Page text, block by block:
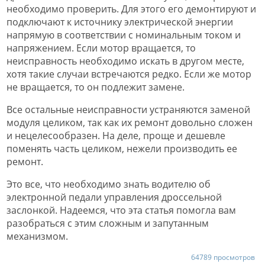
необходимо проверить. Для этого его демонтируют и
подключают к источнику электрической энергии
напрямую в соответствии с номинальным током и
напряжением. Если мотор вращается, то
неисправность необходимо искать в другом месте,
хотя такие случаи встречаются редко. Если же мотор
не вращается, то он подлежит замене.
Все остальные неисправности устраняются заменой
модуля целиком, так как их ремонт довольно сложен
и нецелесообразен. На деле, проще и дешевле
поменять часть целиком, нежели производить ее
ремонт.
Это все, что необходимо знать водителю об
электронной педали управления дроссельной
заслонкой. Надеемся, что эта статья помогла вам
разобраться с этим сложным и запутанным
механизмом.
64789 просмотров